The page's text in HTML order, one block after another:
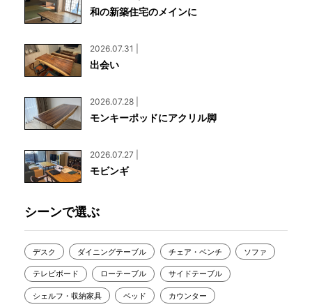
和の新築住宅のメインに
2026.07.31 |
出会い
2026.07.28 |
モンキーポッドにアクリル脚
2026.07.27 |
モビンギ
シーンで選ぶ
デスク ダイニングテーブル チェア・ベンチ ソファ
テレビボード ローテーブル サイドテーブル
シェルフ・収納家具 ベッド カウンター